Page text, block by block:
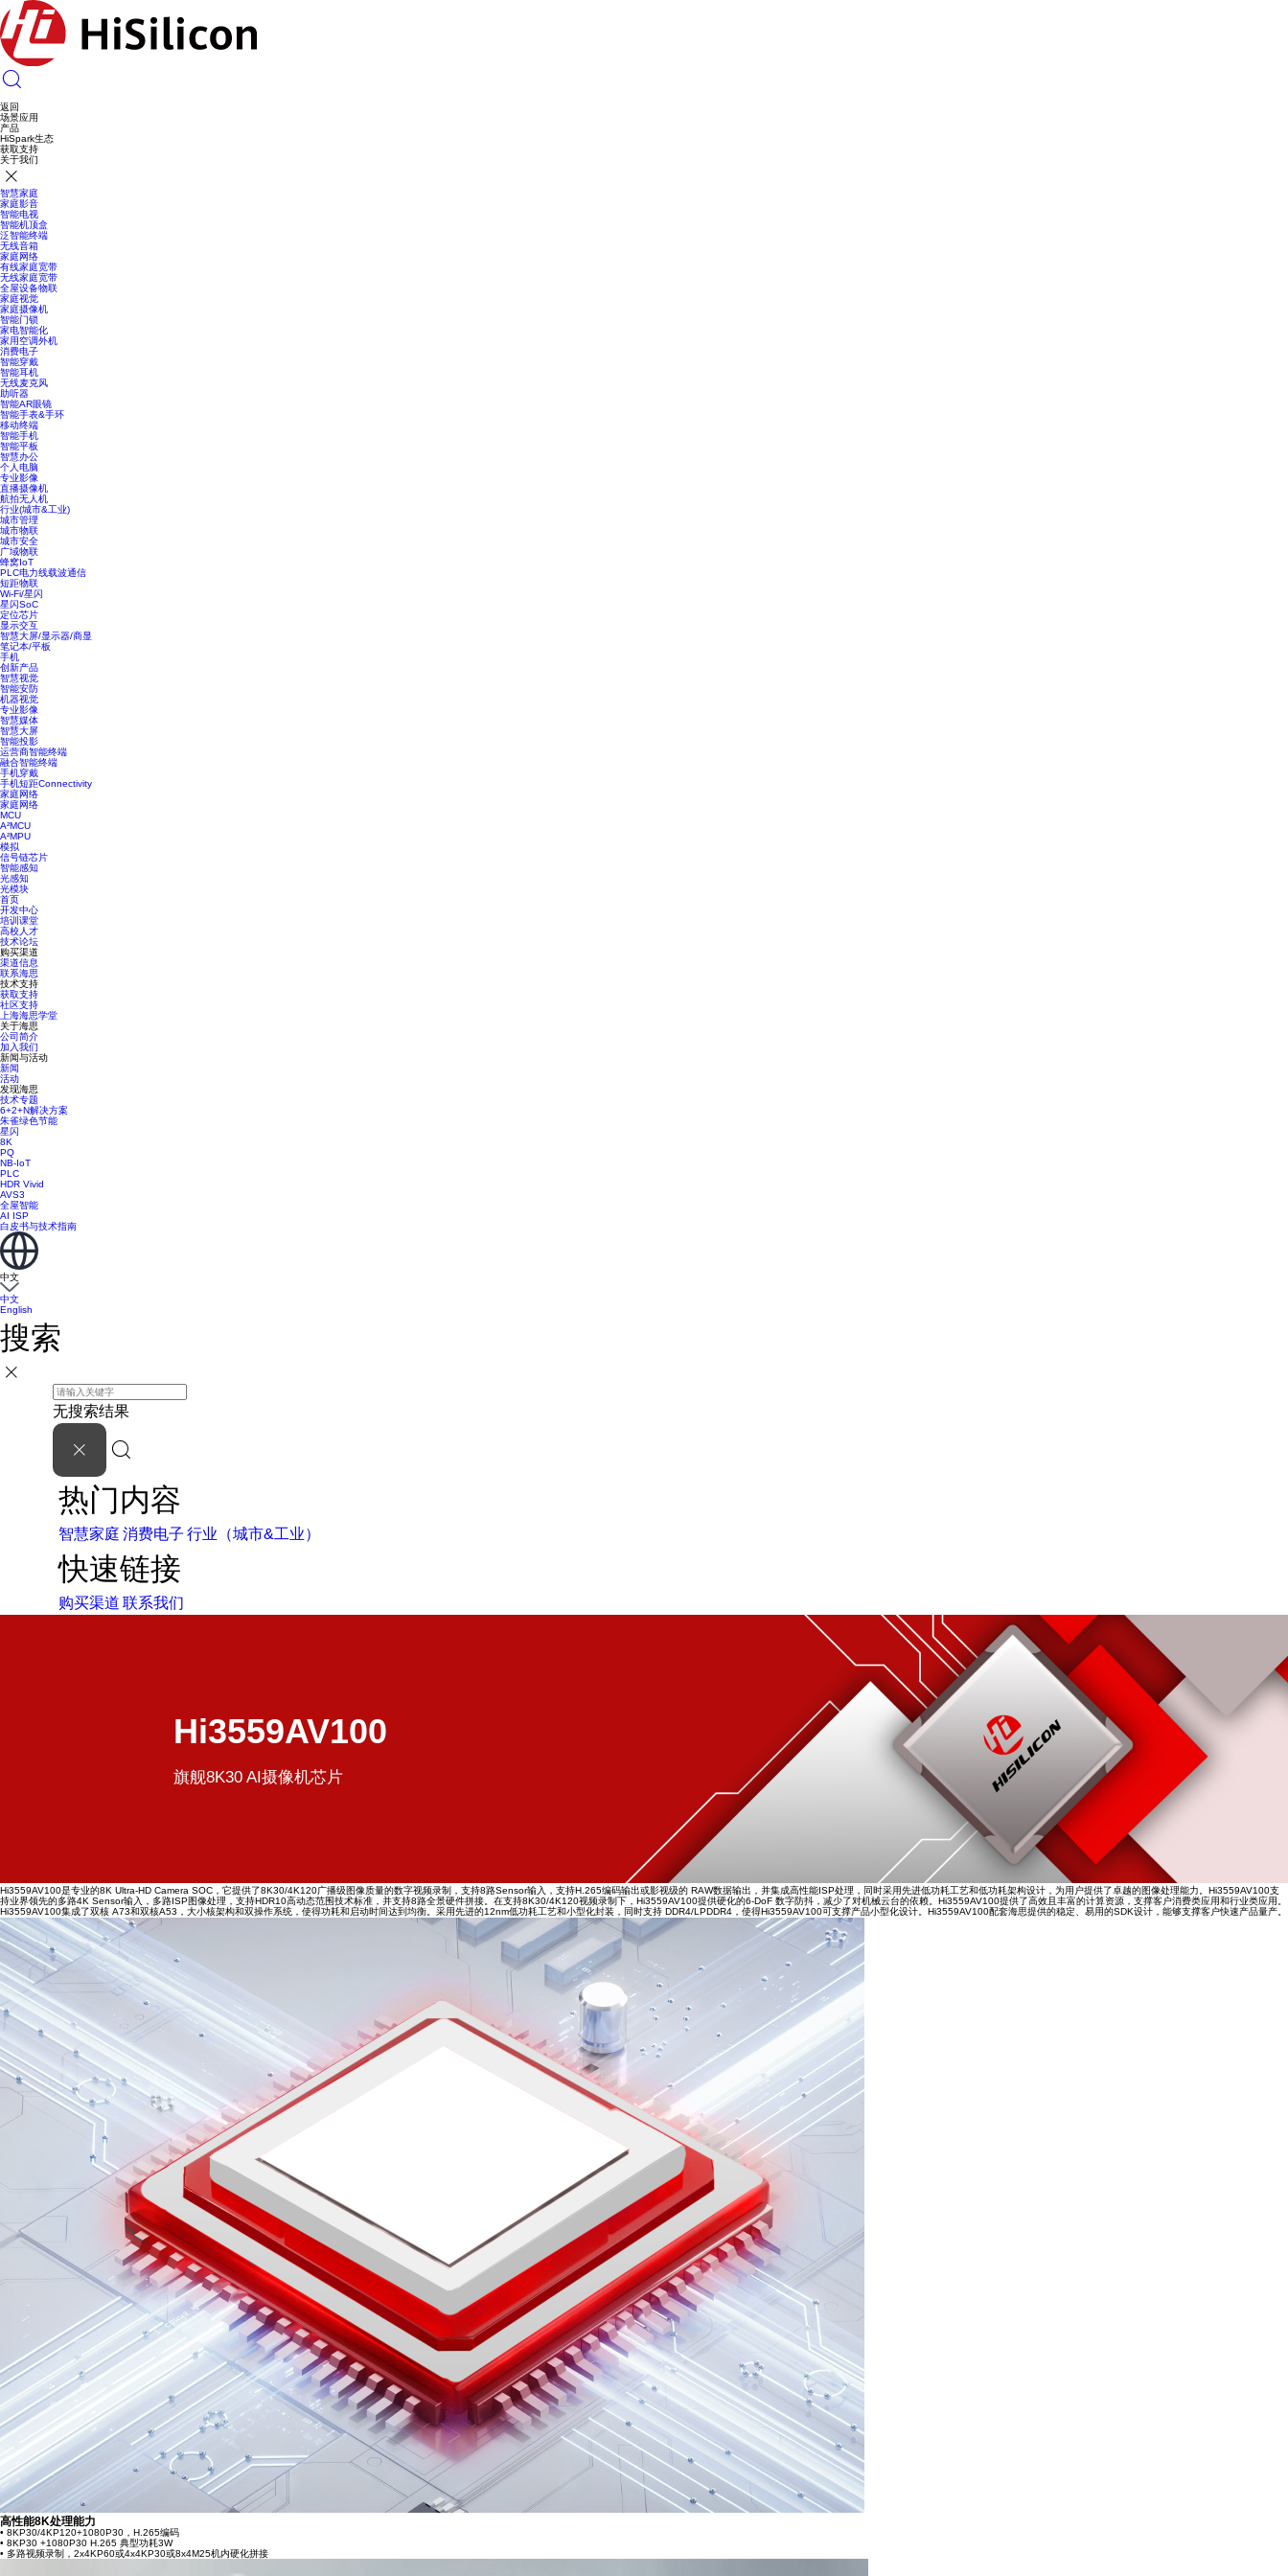
返回
场景应用
产品
HiSpark生态
获取支持
关于我们
智慧家庭
家庭影音
智能电视
智能机顶盒
泛智能终端
无线音箱
家庭网络
有线家庭宽带
无线家庭宽带
全屋设备物联
家庭视觉
家庭摄像机
智能门锁
家电智能化
家用空调外机
消费电子
智能穿戴
智能耳机
无线麦克风
助听器
智能AR眼镜
智能手表&手环
移动终端
智能手机
智能平板
智慧办公
个人电脑
专业影像
直播摄像机
航拍无人机
行业(城市&工业)
城市管理
城市物联
城市安全
广域物联
蜂窝IoT
PLC电力线载波通信
短距物联
Wi-Fi/星闪
星闪SoC
定位芯片
显示交互
智慧大屏/显示器/商显
笔记本/平板
手机
创新产品
智慧视觉
智能安防
机器视觉
专业影像
智慧媒体
智慧大屏
智能投影
运营商智能终端
融合智能终端
手机穿戴
手机短距Connectivity
家庭网络
家庭网络
MCU
A²MCU
A²MPU
模拟
信号链芯片
智能感知
光感知
光模块
首页
开发中心
培训课堂
高校人才
技术论坛
购买渠道
渠道信息
联系海思
技术支持
获取支持
社区支持
上海海思学堂
关于海思
公司简介
加入我们
新闻与活动
新闻
活动
发现海思
技术专题
6+2+N解决方案
朱雀绿色节能
星闪
8K
PQ
NB-IoT
PLC
HDR Vivid
AVS3
全屋智能
AI ISP
白皮书与技术指南
中文
中文
English
搜索
无搜索结果
热门内容
智慧家庭 消费电子 行业（城市&工业）
快速链接
购买渠道 联系我们
Hi3559AV100
旗舰8K30 AI摄像机芯片
Hi3559AV100是专业的8K Ultra-HD Camera SOC，它提供了8K30/4K120广播级图像质量的数字视频录制，支持8路Sensor输入，支持H.265编码输出或影视级的 RAW数据输出，并集成高性能ISP处理，同时采用先进低功耗工艺和低功耗架构设计，为用户提供了卓越的图像处理能力。Hi3559AV100支
持业界领先的多路4K Sensor输入，多路ISP图像处理，支持HDR10高动态范围技术标准，并支持8路全景硬件拼接。在支持8K30/4K120视频录制下，Hi3559AV100提供硬化的6-DoF 数字防抖，减少了对机械云台的依赖。Hi3559AV100提供了高效且丰富的计算资源，支撑客户消费类应用和行业类应用。
Hi3559AV100集成了双核 A73和双核A53，大小核架构和双操作系统，使得功耗和启动时间达到均衡。采用先进的12nm低功耗工艺和小型化封装，同时支持 DDR4/LPDDR4，使得Hi3559AV100可支撑产品小型化设计。Hi3559AV100配套海思提供的稳定、易用的SDK设计，能够支撑客户快速产品量产。
高性能8K处理能力
• 8KP30/4KP120+1080P30，H.265编码
• 8KP30 +1080P30 H.265 典型功耗3W
• 多路视频录制，2x4KP60或4x4KP30或8x4M25机内硬化拼接